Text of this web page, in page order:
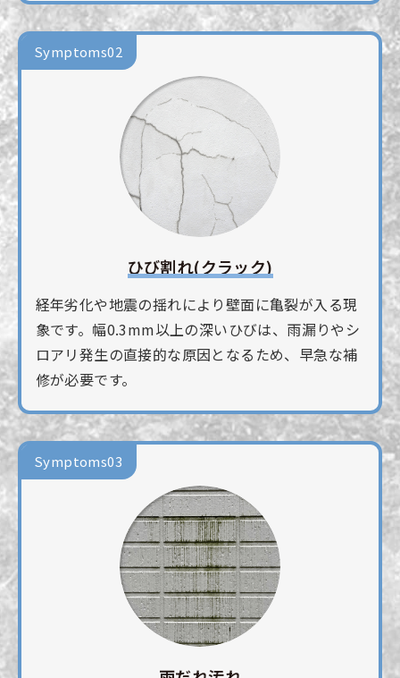
Symptoms02
ひび割れ(クラック)
経年劣化や地震の揺れにより壁面に亀裂が入る現
象です。幅0.3mm以上の深いひびは、雨漏りやシ
ロアリ発生の直接的な原因となるため、早急な補
修が必要です。
Symptoms03